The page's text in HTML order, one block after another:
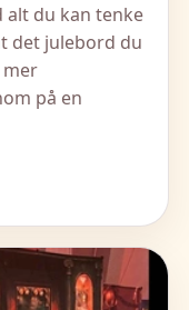
alt du kan tenke
det julebord du
mer
på en